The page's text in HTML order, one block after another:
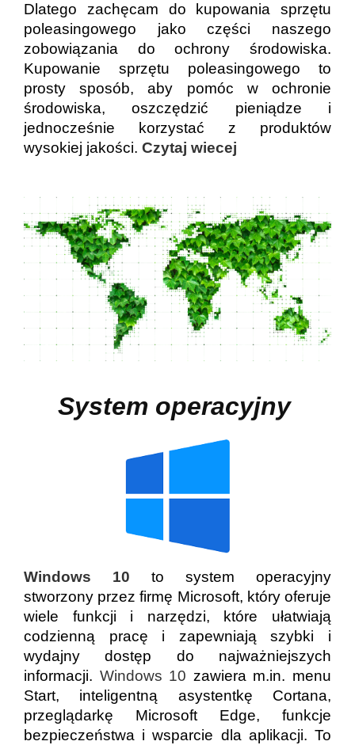
Dlatego zachęcam do kupowania sprzętu
poleasingowego jako części naszego
zobowiązania do ochrony środowiska.
Kupowanie sprzętu poleasingowego to
prosty sposób, aby pomóc w ochronie
środowiska, oszczędzić pieniądze i
jednocześnie korzystać z produktów
wysokiej jakości. Czytaj wiecej
System operacyjny
Windows 10 to system operacyjny
stworzony przez firmę Microsoft, który oferuje
wiele funkcji i narzędzi, które ułatwiają
codzienną pracę i zapewniają szybki i
wydajny dostęp do najważniejszych
informacji. Windows 10 zawiera m.in. menu
Start, inteligentną asystentkę Cortana,
przeglądarkę Microsoft Edge, funkcje
bezpieczeństwa i wsparcie dla aplikacji. To